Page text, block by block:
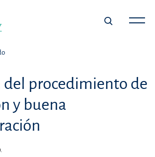
del procedimiento de
y buena